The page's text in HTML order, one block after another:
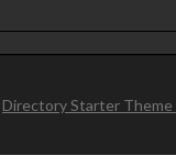
Directory Starter Theme